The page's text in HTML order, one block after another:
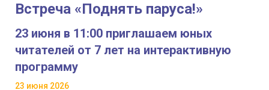
Встреча «Поднять паруса!»
23 июня в 11:00 приглашаем юных
читателей от 7 лет на интерактивную
программу
23 июня 2026